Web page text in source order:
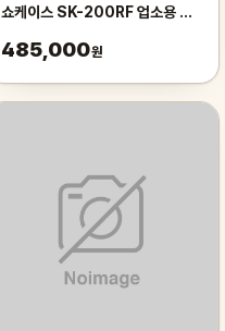
쇼케이스 SK-200RF 업소용 냉
카페쇼케이스
485,000원